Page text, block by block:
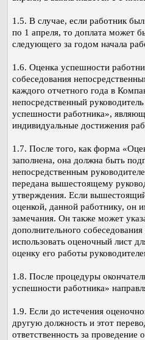
1.5. В случае, если работник
по 1 апреля, то доплата может
следующего за годом начала
1.6. Оценка успешности
собеседования
каждого отчетного года в
непосредственный
успешности работника»,
индивидуальные достижения
1.7. После того, как форма
заполнена, она должна быть
непосредственным
передана вышестоящему
утверждения. Если
оценкой, данной работнику, он
замечания. Он также может
дополнительного
использовать оценочный лист
оценку его работы
1.8. После процедуры
успешности работника»
1.9. Если до истечения
другую должность и этот
ответственность за проведение